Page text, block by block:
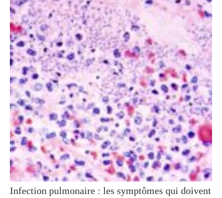
Infection pulmonaire : les symptômes qui doivent